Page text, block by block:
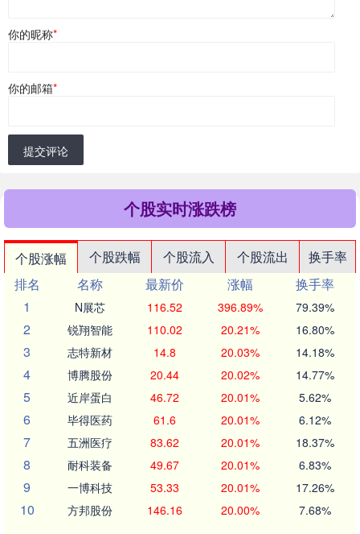
你的昵称*
你的邮箱*
提交评论
个股实时涨跌榜
个股涨幅 个股跌幅 个股流入 个股流出
换手率
排名
名称 最新价 涨幅
换手率
1
N展芯 116.52 396.89% 79.39%
2 锐翔智能 110.02 20.21% 16.80%
3 志特新材 14.8 20.03% 14.18%
4 博腾股份 20.44 20.02% 14.77%
5 近岸蛋白 46.72 20.01% 5.62%
6 毕得医药 61.6 20.01% 6.12%
7 五洲医疗 83.62 20.01% 18.37%
8 耐科装备 49.67 20.01% 6.83%
9 一博科技 53.33 20.01% 17.26%
10 方邦股份 146.16 20.00% 7.68%